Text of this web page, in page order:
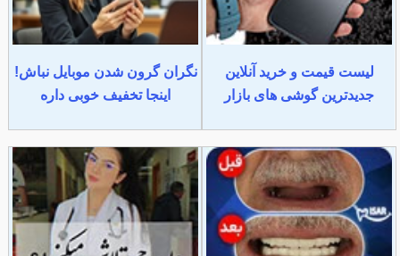
لیست قیمت و خرید آنلاین
جدیدترین گوشی های بازار
نگران گرون شدن موبایل نباش!
اینجا تخفیف خوبی داره